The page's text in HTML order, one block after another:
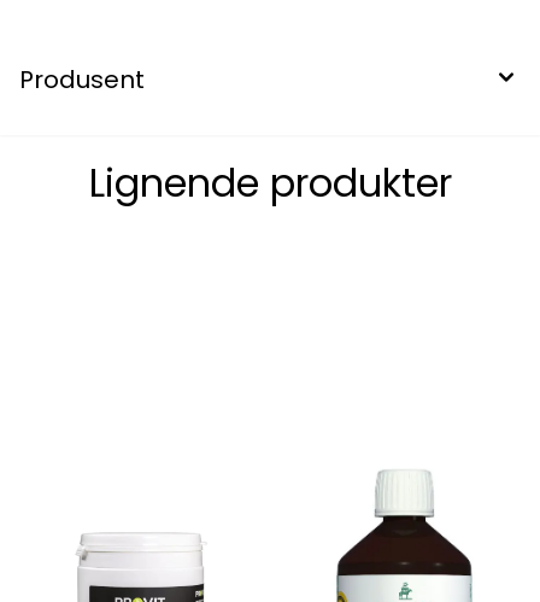
Produsent
Lignende produkter